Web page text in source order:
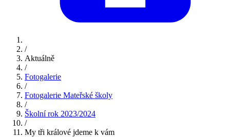
/
Aktuálně
/
Fotogalerie
/
Fotogalerie Mateřské školy
/
Školní rok 2023/2024
/
My tři králové jdeme k vám